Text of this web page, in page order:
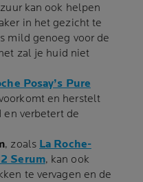
kan ook helpen
in het gezicht te
mild genoeg voor de
zal je huid niet
Posay’s Pure
en herstelt
en verbetert de
, zoals La Roche-
Serum, kan ook
te vervagen en de